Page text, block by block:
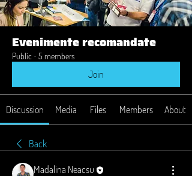
Evenimente recomandate
Public · 5 members
Join
Discussion Media Files Members About
Back
Madalina Neacsu